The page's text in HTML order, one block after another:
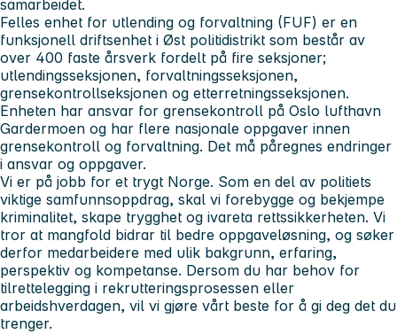
samarbeidet.
Felles enhet for utlending og forvaltning (FUF) er en
funksjonell driftsenhet i Øst politidistrikt som består av
over 400 faste årsverk fordelt på fire seksjoner;
utlendingsseksjonen, forvaltningsseksjonen,
grensekontrollseksjonen og etterretningsseksjonen.
Enheten har ansvar for grensekontroll på Oslo lufthavn
Gardermoen og har flere nasjonale oppgaver innen
grensekontroll og forvaltning. Det må påregnes endringer
i ansvar og oppgaver.
Vi er på jobb for et trygt Norge. Som en del av politiets
viktige samfunnsoppdrag, skal vi forebygge og bekjempe
kriminalitet, skape trygghet og ivareta rettssikkerheten. Vi
tror at mangfold bidrar til bedre oppgaveløsning, og søker
derfor medarbeidere med ulik bakgrunn, erfaring,
perspektiv og kompetanse. Dersom du har behov for
tilrettelegging i rekrutteringsprosessen eller
arbeidshverdagen, vil vi gjøre vårt beste for å gi deg det du
trenger.